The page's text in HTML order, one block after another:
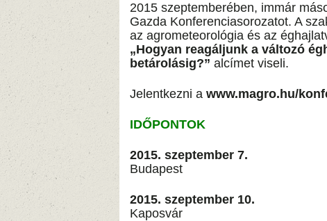
2015 szeptemberében, immár
Gazda Konferenciasorozatot. A
az agrometeorológia és az
„Hogyan reagáljunk a változó
betárolásig?” alcímet viseli.
Jelentkezni a www.magro.hu/
IDŐPONTOK
2015. szeptember 7.
Budapest
2015. szeptember 10.
Kaposvár